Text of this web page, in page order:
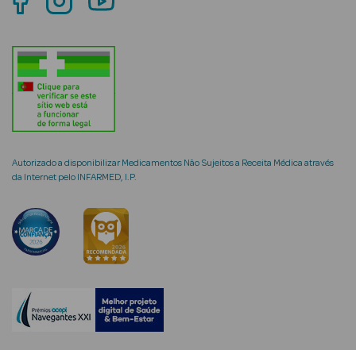
Rosto e
Cosmética
Rosto
Hidratantes
Séruns Faciais
Anti-
Autorizado a disponibilizar Medicamentos Não Sujeitos a Receita Médica através
da Internet pelo INFARMED, I.P.